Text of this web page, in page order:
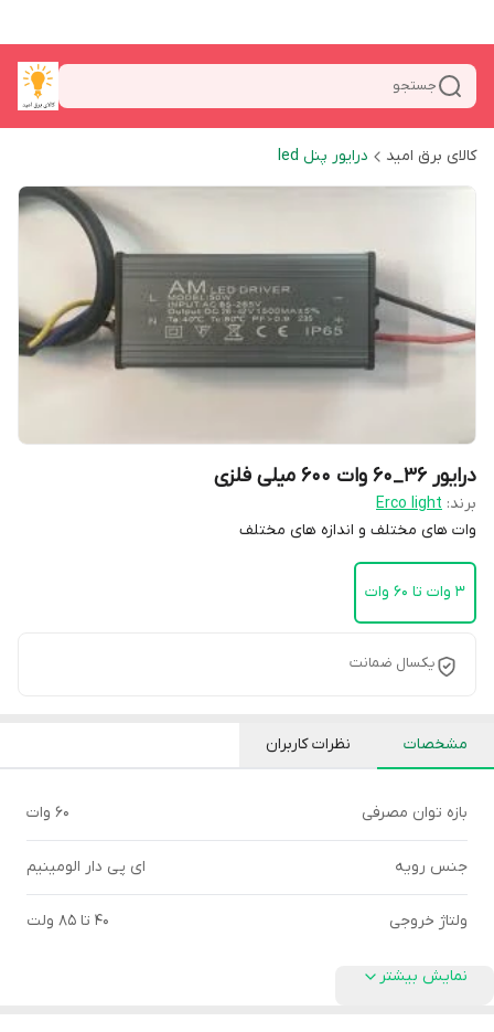
جستجو
کالای برق امید درایور پنل led
درایور 36_60 وات 600 میلی فلزی
برند: Erco light
وات های مختلف و اندازه های مختلف
3 وات تا 60 وات
یکسال ضمانت
مشخصات نظرات کاربران
بازه توان مصرفی 60 وات
جنس رویه ای پی دار الومینیم
ولتاژ خروجی 40 تا 85 ولت
نمایش بیشتر